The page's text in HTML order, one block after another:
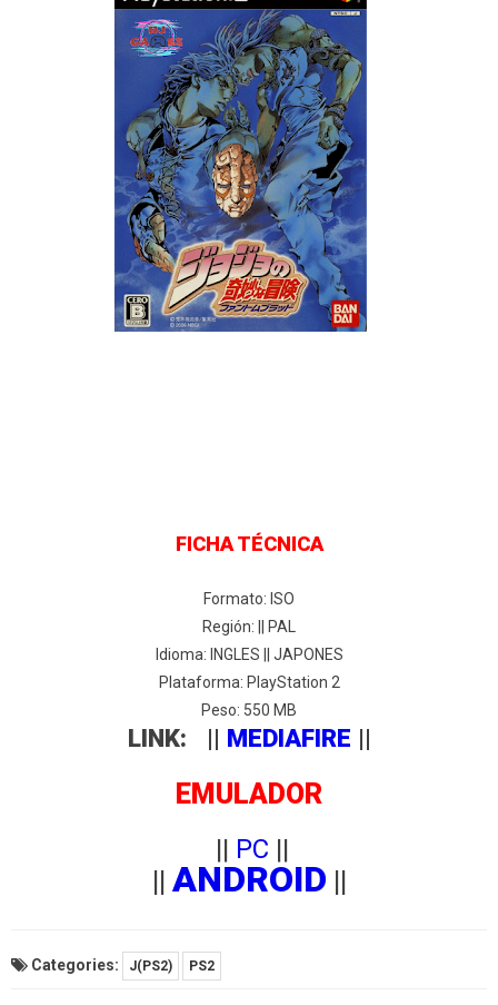
FICHA TÉCNICA
Formato: ISO
Región: || PAL
Idioma: INGLES || JAPONES
Plataforma: PlayStation 2
Peso: 550 MB
LINK: || MEDIAFIRE ||
EMULADOR
|| PC ||
ANDROID
Categories: J(PS2) PS2